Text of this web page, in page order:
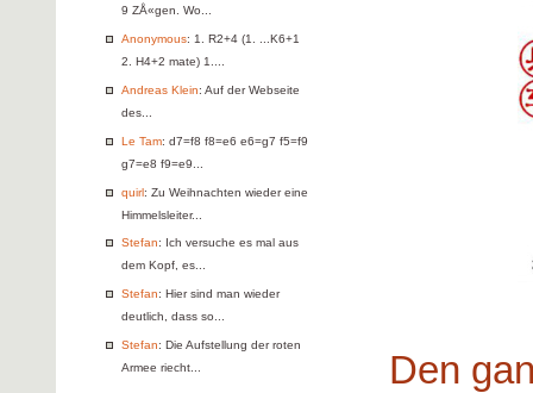
9 ZÅ«gen. Wo...
Anonymous: 1. R2+4 (1. ...K6+1
2. H4+2 mate) 1....
Andreas Klein: Auf der Webseite
des...
Le Tam: d7=f8 f8=e6 e6=g7 f5=f9
g7=e8 f9=e9...
quirl: Zu Weihnachten wieder eine
Himmelsleiter...
Stefan: Ich versuche es mal aus
dem Kopf, es...
Stefan: Hier sind man wieder
deutlich, dass so...
Stefan: Die Aufstellung der roten
Armee riecht...
Den